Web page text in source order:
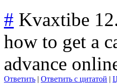
# Kvaxtibe
how to get a
advance
Ответить | Ответить с цитатой |